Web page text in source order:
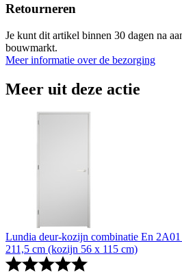
Retourneren
Je kunt dit artikel binnen 30 dagen na
bouwmarkt.
Meer informatie over de bezorging
Meer uit deze actie
Lundia deur-kozijn combinatie En
211,5 cm (kozijn 56 x 115 cm)